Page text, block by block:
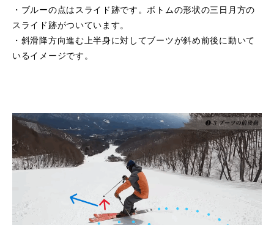
・ブルーの点はスライド跡です。ボトムの形状の三日月方の
スライド跡がついています。
・斜滑降方向進む上半身に対してブーツが斜め前後に動いて
いるイメージです。